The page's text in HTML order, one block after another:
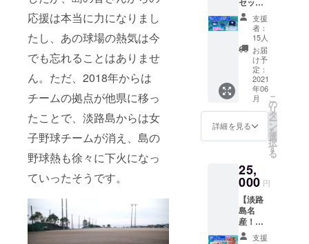
応援は本当に力になりまし
たし、あの球場の熱気は今
でも忘れることはありませ
ん。ただ、2018年からは
チームの拠点が他県に移っ
たことで、淡路島からは女
子野球チームが消え、島の
野球熱も徐々に下火になっ
ていったそうです。
ざいま
す ※写
真と実
際の商
品は異
なる場
合がご
ざいま
す ※ご
支援確
定後の
返金・
キャン
交換
は、対
応いた
しかね
ますの
で、何
卒ご了
変更に
なる場
合がご
ざいま
す ※写
真と実
際の商
品は異
なる場
合がご
す ※ご
支援確
返金・
キャン
セル・
交換
は、対
応いた
しかね
ますの
※お
名前が
公序良
俗に反
する場
合は、
お名前
入れは
できま
お礼ポ
スト
ラウド
ファン
ディン
グ限定
商品
・
チーム
内）
希望し
ない場
合は
「希望
しな
い」と
記載く
ださい
※お
名前が
公序良
合は、
お名前
入れは
できま
せん ◎
お礼ポ
前入れ
（希望
者の
み）
・支
援者の
お名前
「挑」
の文字
の横断
幕を作
※お名前
さは支
援額に
応じる
場合が
ありま
す
※希望す
メンズ
（S/M/L
/O/XO/2
XO）
・素
材：ポ
リエス
テル
100％
※デ
ザイ
ン：前
名前・
番号入
れはで
きませ
ん ◎
チーム
横断幕
ト！試
合用レ
プリカ
ユニ
フォー
ム（選
手全員
の直筆
サイン
入り）
＆試合
用帽子
の特別
ト】
◎「淡
路ブレ
イブ
オー
シャン
ズ」
支援
者：
15人
お届
け予
定：
2021
年06
月
詳細を見る
こ
の
リ
タ
ー
ン
を
選
択
す
る
25,
000 円
【淡路
島名
産！淡
路ビー
支援